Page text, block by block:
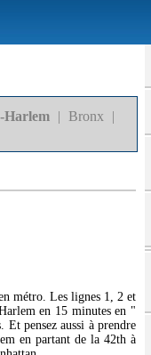
Harlem | Bronx
|
métro. Les lignes 1, 2 et
en 15 minutes en "
pensez aussi à prendre
en partant de la 42th à